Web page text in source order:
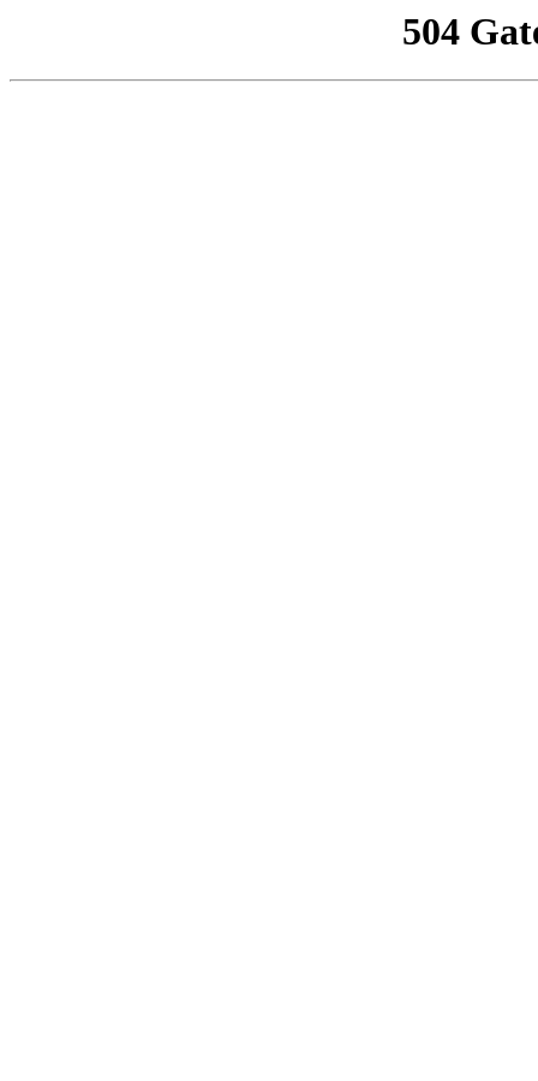
504